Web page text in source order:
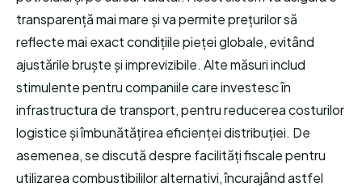
transparență mai mare și va permite prețurilor să
reflecte mai exact condițiile pieței globale, evitând
ajustările bruște și imprevizibile. Alte măsuri includ
stimulente pentru companiile care investesc în
infrastructura de transport, pentru reducerea costurilor
logistice și îmbunătățirea eficienței distribuției. De
asemenea, se discută despre facilități fiscale pentru
utilizarea combustibililor alternativi, încurajând astfel